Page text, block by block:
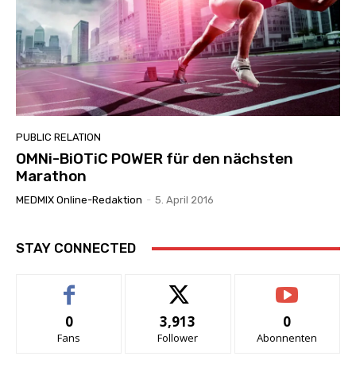
PUBLIC RELATION
OMNi-BiOTiC POWER für den nächsten
Marathon
MEDMIX Online-Redaktion - 5. April 2016
STAY CONNECTED
0
Fans
3,913
Follower
0
Abonnenten